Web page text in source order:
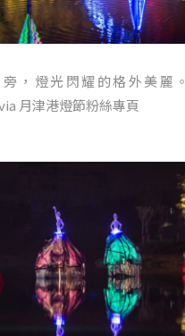
，燈光閃耀的格外美麗。
月津港燈節粉絲專頁